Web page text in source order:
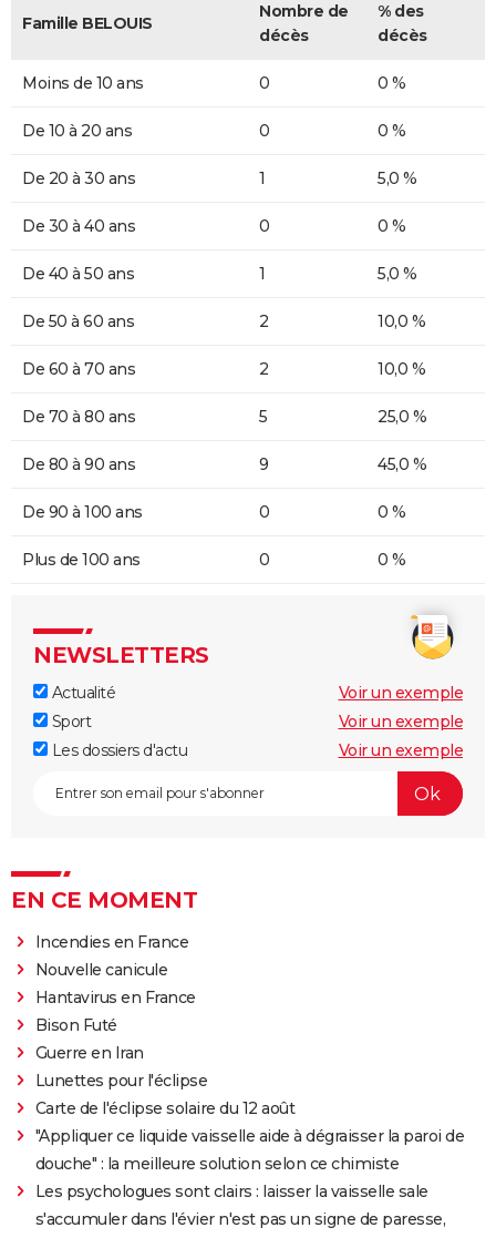
Famille BELOUIS
Nombre de
décès
% des
décès
Moins de 10 ans 0 0 %
De 10 à 20 ans 0 0 %
De 20 à 30 ans 1 5,0 %
De 30 à 40 ans 0 0 %
De 40 à 50 ans 1 5,0 %
De 50 à 60 ans 2 10,0 %
De 60 à 70 ans 2 10,0 %
De 70 à 80 ans 5 25,0 %
De 80 à 90 ans 9 45,0 %
De 90 à 100 ans 0 0 %
Plus de 100 ans 0 0 %
NEWSLETTERS
Actualité
Voir un exemple
Sport
Voir un exemple
Les dossiers d'actu
Voir un exemple
EN CE MOMENT
Incendies en France
Nouvelle canicule
Hantavirus en France
Bison Futé
Guerre en Iran
Lunettes pour l'éclipse
Carte de l'éclipse solaire du 12 août
"Appliquer ce liquide vaisselle aide à dégraisser la paroi de
douche" : la meilleure solution selon ce chimiste
Les psychologues sont clairs : laisser la vaisselle sale
s'accumuler dans l'évier n'est pas un signe de paresse,